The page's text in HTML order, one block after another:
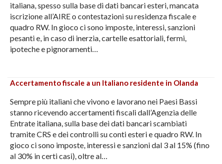
italiana, spesso sulla base di dati bancari esteri, mancata
iscrizione all’AIRE o contestazioni su residenza fiscale e
quadro RW. In gioco ci sono imposte, interessi, sanzioni
pesanti e, in caso di inerzia, cartelle esattoriali, fermi,
ipoteche e pignoramenti…
Accertamento fiscale a un Italiano residente in Olanda
Sempre più italiani che vivono e lavorano nei Paesi Bassi
stanno ricevendo accertamenti fiscali dall’Agenzia delle
Entrate italiana, sulla base dei dati bancari scambiati
tramite CRS e dei controlli su conti esteri e quadro RW. In
gioco ci sono imposte, interessi e sanzioni dal 3 al 15% (fino
al 30% in certi casi), oltre al…